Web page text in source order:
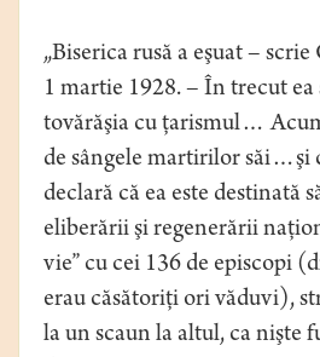
„Biserica rusă a eşuat –
1 martie 1928. – În trecut
tovărăşia cu ţarismul…
de sângele martirilor săi…şi
declară că ea este destinată
eliberării şi regenerării
vie” cu cei 136 de episcopi
erau căsătoriţi ori văduvi),
la un scaun la altul, ca nişte